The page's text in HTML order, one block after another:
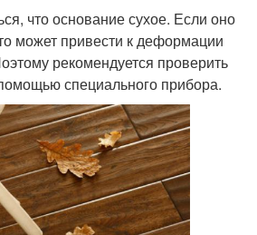
что основание сухое. Если оно
может привести к деформации
рекомендуется проверить
специального прибора.